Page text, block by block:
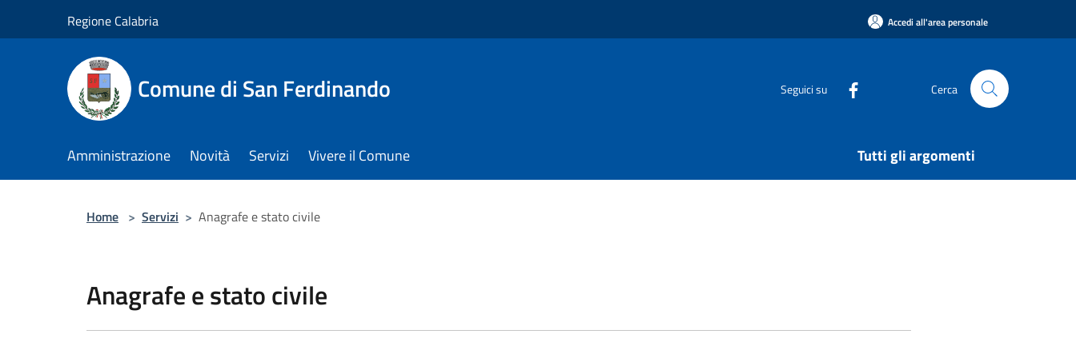
Regione Calabria Accedi all'area personale
Comune di San Ferdinando Seguici su Cerca
Amministrazione Novità Servizi Vivere il Comune Tutti gli argomenti
Home > Servizi > Anagrafe e stato civile
Anagrafe e stato civile